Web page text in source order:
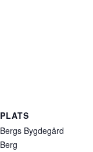
PLATS
Bergs Bygdegård
Berg